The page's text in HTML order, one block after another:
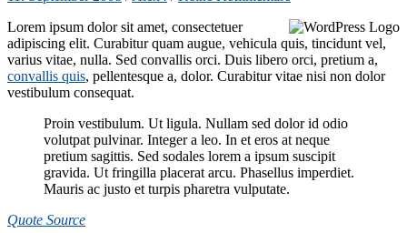
Lorem ipsum dolor sit amet, consectetuer
adipiscing elit. Curabitur quam augue, vehicula quis, tincidunt vel,
varius vitae, nulla. Sed convallis orci. Duis libero orci, pretium a,
convallis quis, pellentesque a, dolor. Curabitur vitae nisi non dolor
vestibulum consequat.
Proin vestibulum. Ut ligula. Nullam sed dolor id odio
volutpat pulvinar. Integer a leo. In et eros at neque
pretium sagittis. Sed sodales lorem a ipsum suscipit
gravida. Ut fringilla placerat arcu. Phasellus imperdiet.
Mauris ac justo et turpis pharetra vulputate.
Quote Source